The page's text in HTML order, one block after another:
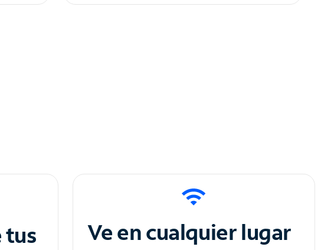
tus
Ve en cualquier lugar